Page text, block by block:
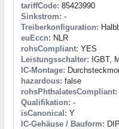
tariffCode: 85423990
Sinkstrom: -
Treiberkonfiguration:
euEccn: NLR
rohsCompliant: YES
Leistungsschalter: IGBT,
IC-Montage:
hazardous: false
rohsPhthalatesCompliant:
Qualifikation: -
isCanonical: Y
IC-Gehäuse / Bauform: DIP